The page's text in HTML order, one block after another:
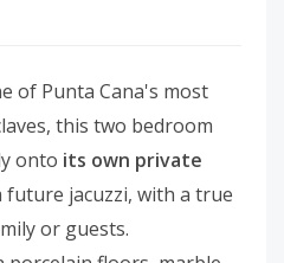
of Punta Cana's most
this two bedroom
onto its own private
future jacuzzi, with a true
or guests.